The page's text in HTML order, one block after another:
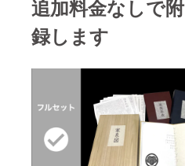
追加料金なしで附
録します